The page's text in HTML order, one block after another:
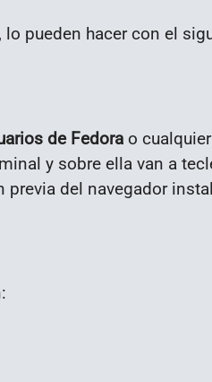
lo pueden hacer con el
de Fedora o
y sobre ella van a
previa del navegador